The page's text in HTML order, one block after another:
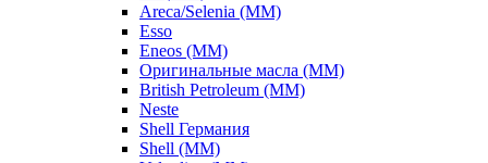
Areca/Selenia (ММ)
Esso
Eneos (ММ)
Оригинальные масла (ММ)
British Petroleum (ММ)
Neste
Shell Германия
Shell (ММ)